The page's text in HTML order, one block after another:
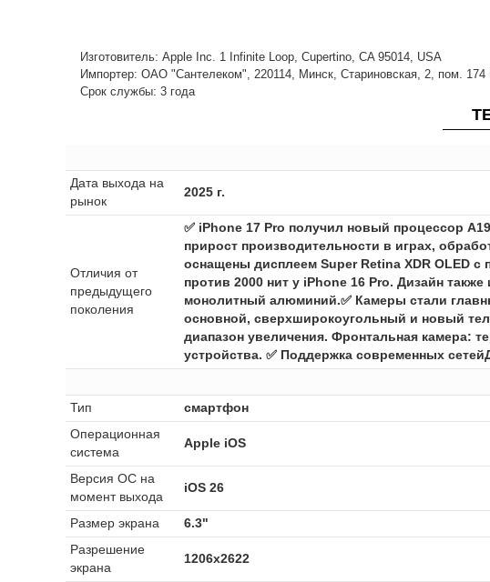
Изготовитель: Apple Inc. 1 Infinite Loop, Cupertino, CA 95014, USA
Импортер: ОАО "Сантелеком", 220114, Минск, Стариновская, 2, пом.
Срок службы: 3 года
Дата выхода на
рынок
2025 г.
Отличия от
предыдущего
поколения
✅ iPhone 17 Pro получил новый процессор
прирост производительности в играх,
оснащены дисплеем Super Retina XDR OLED
против 2000 нит у iPhone 16 Pro. Дизайн
монолитный алюминий.✅ Камеры стали
основной, сверхширокоугольный и новый
диапазон увеличения. Фронтальная камера:
устройства. ✅ Поддержка современных
Тип
смартфон
Операционная
система
Apple iOS
Версия ОС на
момент выхода
iOS 26
Размер экрана
6.3"
Разрешение
экрана
1206x2622